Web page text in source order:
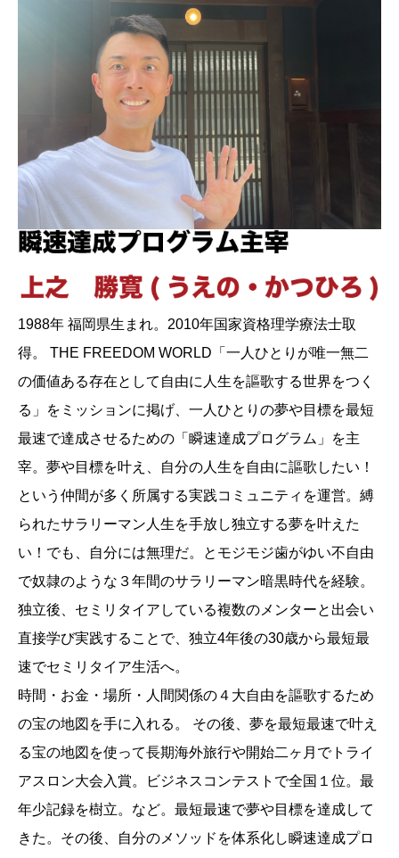
1988年 福岡県生まれ。2010年国家資格理学療法士取
得。 THE FREEDOM WORLD「一人ひとりが唯一無二
の価値ある存在として自由に人生を謳歌する世界をつく
る」をミッションに掲げ、一人ひとりの夢や目標を最短
最速で達成させるための「瞬速達成プログラム」を主
宰。夢や目標を叶え、自分の人生を自由に謳歌したい！
という仲間が多く所属する実践コミュニティを運営。縛
られたサラリーマン人生を手放し独立する夢を叶えた
い！でも、自分には無理だ。とモジモジ歯がゆい不自由
で奴隷のような３年間のサラリーマン暗黒時代を経験。
独立後、セミリタイアしている複数のメンターと出会い
直接学び実践することで、独立4年後の30歳から最短最
速でセミリタイア生活へ。
時間・お金・場所・人間関係の４大自由を謳歌するため
の宝の地図を手に入れる。 その後、夢を最短最速で叶え
る宝の地図を使って長期海外旅行や開始二ヶ月でトライ
アスロン大会入賞。ビジネスコンテストで全国１位。最
年少記録を樹立。など。最短最速で夢や目標を達成して
きた。その後、自分のメソッドを体系化し瞬速達成プロ